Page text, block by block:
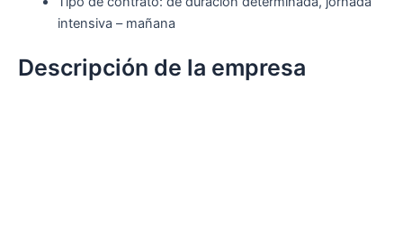
intensiva – mañana
Descripción de la empresa